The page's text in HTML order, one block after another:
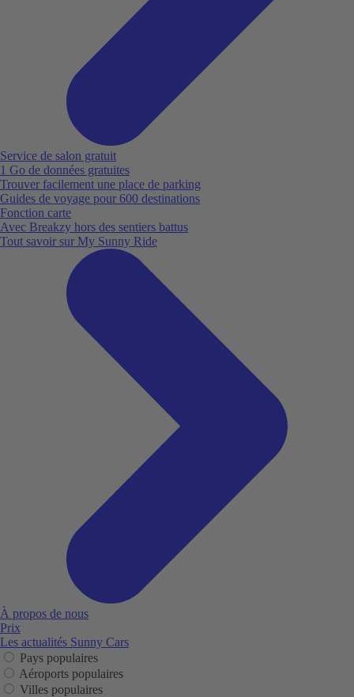
Service de salon gratuit
1 Go de données gratuites
Trouver facilement une place de parking
Guides de voyage pour 600 destinations
Fonction carte
Avec Breakzy hors des sentiers battus
Tout savoir sur My Sunny Ride
À propos de nous
Prix
Les actualités Sunny Cars
Pays populaires
Aéroports populaires
Villes populaires